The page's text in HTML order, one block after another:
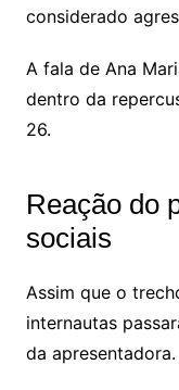
considerado
A fala de Ana
dentro da
26.
Reação do
sociais
Assim que o
internautas
da apresentadora.